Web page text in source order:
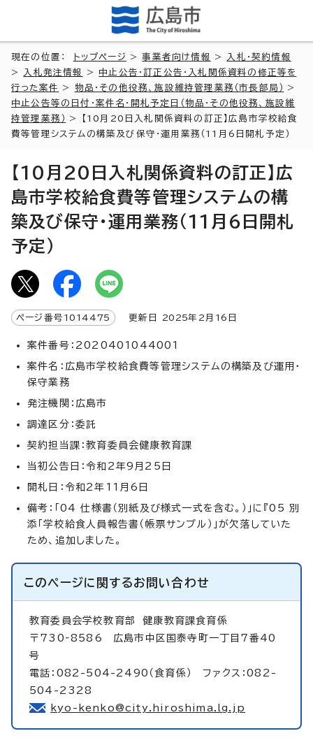
現在の位置： トップページ >事業者向け情報 >
入札・契約情報
>
入札発注情報 > 中止公告・訂正公告・入札関係資料の修正等を
行った案件
> 物品・その他役務、施設維持管理業務（市長部局）
>
中止公告等の日付・案件名・開札予定日（物品・その他役務、施設維
持管理業務）
> 【10月20日入札関係資料の訂正】広島市学校給食
費等管理システムの構築及び保守・運用業務（11月6日開札予定）
【10月20日入札関係資料の訂正】広
島市学校給食費等管理システムの構
築及び保守・運用業務（11月6日開札
予定）
ページ番号 1014475 更新日 2025年2月 16 日
案件番号：2020401044001
案件名：広島市学校給食費等管理システムの構築及び運用・
保守業務
発注機関：広島市
調達区分：委託
契約担当課：教育委員会健康教育課
当初公告日：令和2年9月25日
開札日：令和2年11月6日
備考：「04 仕様書（別紙及び様式一式を含む。）」に『05 別
添「学校給食人員報告書（帳票サンプル）」が欠落していた
ため、追加しました。
このページに関するお問い合わせ
教育委員会学校教育部健康教育課食育係
〒730‐8586 広島市中区国泰寺町一丁目7番40
号
電話：082-504-2490（食育係） ファクス：082-
504-2328
kyo-kenko@city.hiroshima.lg.jp